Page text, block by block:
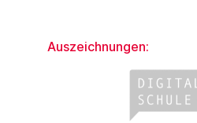
Auszeichnungen: